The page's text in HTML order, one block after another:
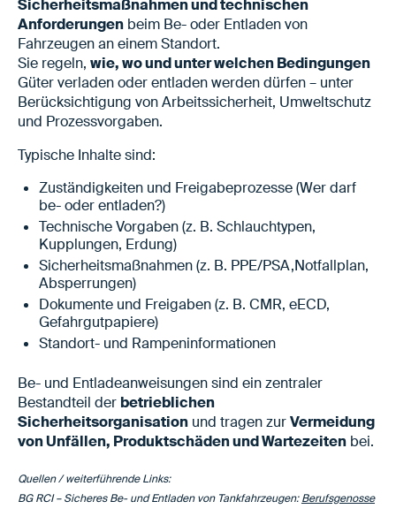
Sicherheitsmaßnahmen und technischen
Anforderungen beim Be- oder Entladen von
Fahrzeugen an einem Standort.
Sie regeln, wie, wo und unter welchen Bedingungen
Güter verladen oder entladen werden dürfen – unter
Berücksichtigung von Arbeitssicherheit, Umweltschutz
und Prozessvorgaben.
Typische Inhalte sind:
Zuständigkeiten und Freigabeprozesse (Wer darf
be- oder entladen?)
Technische Vorgaben (z. B. Schlauchtypen,
Kupplungen, Erdung)
Sicherheitsmaßnahmen (z. B. PPE/PSA,Notfallplan,
Absperrungen)
Dokumente und Freigaben (z. B. CMR, eECD,
Gefahrgutpapiere)
Standort- und Rampeninformationen
Be- und Entladeanweisungen sind ein zentraler
Bestandteil der betrieblichen
Sicherheitsorganisation und tragen zurVermeidung
von Unfällen, Produktschäden und Wartezeiten bei.
Quellen / weiterführende Links:
BG RCI – Sicheres Be- und Entladen von Tankfahrzeugen:Berufsgenosse